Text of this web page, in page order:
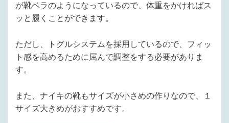
が靴ベラのようになっているので、体重をかければス
ッと履くことができます。
ただし、トグルシステムを採用しているので、フィッ
ト感を高めるために屈んで調整をする必要がありま
す。
また、ナイキの靴もサイズが小さめの作りなので、１
サイズ大きめがおすすめです。